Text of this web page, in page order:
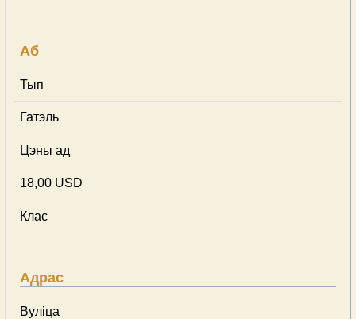
Аб
Тып
Гатэль
Цэны ад
18,00 USD
Клас
Адрас
Вуліца